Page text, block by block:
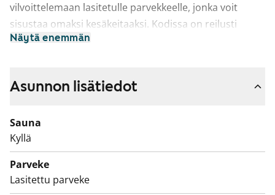
vilvoittelemaan lasitetulle parvekkeelle, jonka voit
sisustaa omaksi kesäkeitaaksi. Kodissa on reilusti
säilytystilaa kiinteissä kaapistoissa.
ruokapöydälle löytyy oma paikkansa. Keittiössä on
keraaminen liesi. Kaapistot ovat valkoiset ja työtaso on
tyylikkään tumma.
Kylpyhuone on laatoitettu ja pyykinpesukoneelle on
liitännät.
Näytä enemmän
Asunnon lisätiedot
Sauna
Kyllä
Parveke
Lasitettu parveke